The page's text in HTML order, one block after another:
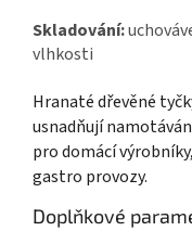
Skladování:
vlhkosti
Hranaté dřevěné
usnadňují
pro domácí
gastro provozy.
Doplňkové